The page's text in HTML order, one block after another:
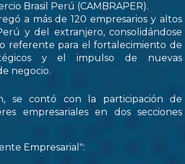
Brasil Perú (CAMBRAPER).
a más de 120 empresarios y altos
y del extranjero, consolidándose
referente para el fortalecimiento de
y el impulso de nuevas
negocio.
se contó con la participación de
empresariales en dos secciones
Empresarial":